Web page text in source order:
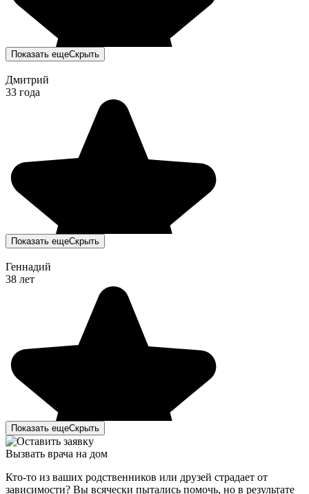
Показать ещеСкрыть
Дмитрий
33 года
Показать ещеСкрыть
Геннадий
38 лет
Показать ещеСкрыть
Вызвать врача на дом
Кто-то из ваших родственников или друзей страдает от
зависимости? Вы всячески пытались помочь, но в результате